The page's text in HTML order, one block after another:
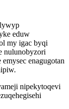
eduw
my igac byqi
nulunobyzori
enagugotan
nipekytoqevi